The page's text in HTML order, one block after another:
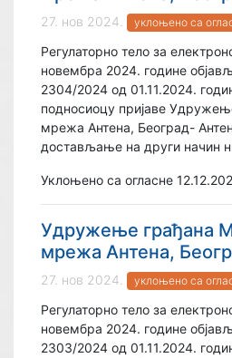
27. нов 2024. уклоњено са
Регулаторно тело за
новембра 2024. године
2304/2024 од 01.11.2024.
подносиоцу пријаве
мрежа Антена, Београд-
достављање на други начин
Уклоњено са огласне
Удружење грађана
мрежа Антена,
27. нов 2024. уклоњено са
Регулаторно тело за
новембра 2024. године
2303/2024 од 01.11.2024.